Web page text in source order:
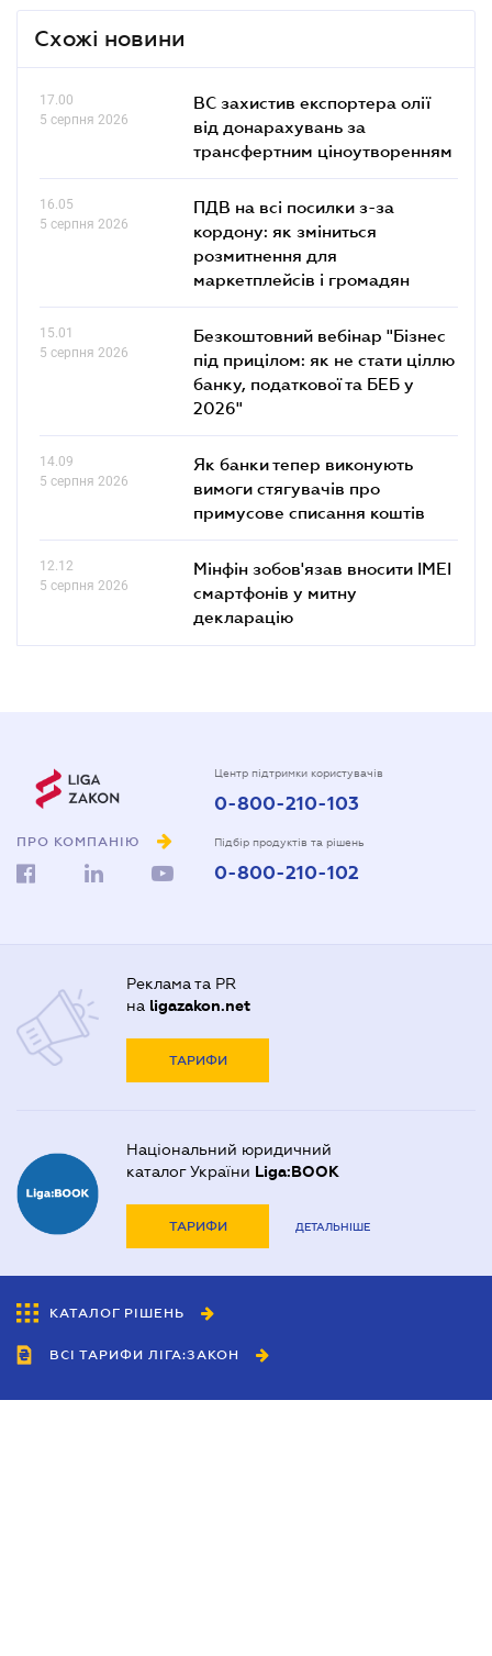
Схожі новини
17.00
5 серпня 2026
ВС захистив експортера олії
від донарахувань за
трансфертним ціноутворенням
16.05
5 серпня 2026
ПДВ на всі посилки з-за
кордону: як зміниться
розмитнення для
маркетплейсів і громадян
15.01
5 серпня 2026
Безкоштовний вебінар "Бізнес
під прицілом: як не стати ціллю
банку, податкової та БЕБ у
2026"
14.09
5 серпня 2026
Як банки тепер виконують
вимоги стягувачів про
примусове списання коштів
12.12
5 серпня 2026
Мінфін зобов'язав вносити IMEI
смартфонів у митну
декларацію
ПРО КОМПАНІЮ
Центр підтримки користувачів
0-800-210-103
Підбір продуктів та рішень
0-800-210-102
Реклама та PR
на ligazakon.net
ТАРИФИ
Національний юридичний
каталог України Liga:BOOK
ТАРИФИ ДЕТАЛЬНІШЕ
КАТАЛОГ РІШЕНЬ
ВСІ ТАРИФИ ЛІГА:ЗАКОН